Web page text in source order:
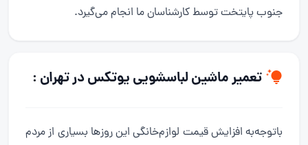
جنوب پایتخت توسط کارشناسان ما انجام می‌گیرد.
تعمیر ماشین لباسشویی یوتکس در تهران :
باتوجه‌به افزایش قیمت لوازم‌خانگی این روزها بسیاری از مردم